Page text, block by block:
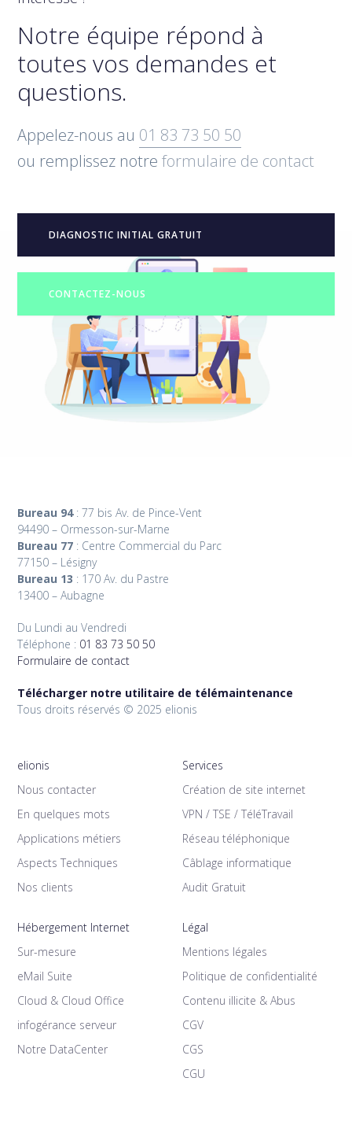
Notre équipe répond à
toutes vos demandes et
questions.
Appelez-nous au 01 83 73 50 50
ou remplissez notreformulaire de contact
DIAGNOSTIC INITIAL GRATUIT
CONTACTEZ-NOUS
Bureau 94: 77 bis Av. de Pince-Vent
94490 – Ormesson-sur-Marne
Bureau 77 : Centre Commercial du Parc
77150 – Lésigny
Bureau 13 : 170 Av. du Pastre
13400 – Aubagne
Du Lundi au Vendredi
Téléphone : 01 83 73 50 50
Formulaire de contact
Télécharger notre utilitaire de télémaintenance
Tous droits réservés © 2025 elionis
elionis
Nous contacter
En quelques mots
Applications métiers
Aspects Techniques
Nos clients
Services
Création de site internet
VPN / TSE / TéléTravail
Réseau téléphonique
Câblage informatique
Audit Gratuit
Hébergement Internet
Sur-mesure
eMail Suite
Cloud & Cloud Office
infogérance serveur
Notre DataCenter
Légal
Mentions légales
Politique de confidentialité
Contenu illicite & Abus
CGV
CGS
CGU